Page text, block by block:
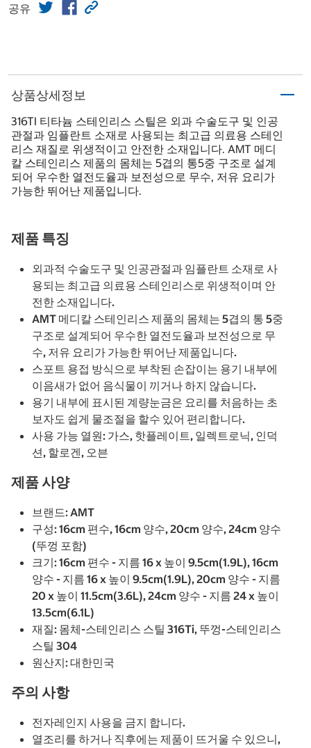
공유
상품상세정보
316TI 티타늄 스테인리스 스틸은 외과 수술도구 및 인공
관절과 임플란트 소재로 사용되는 최고급 의료용 스테인
리스 재질로 위생적이고 안전한 소재입니다. AMT 메디
칼 스테인리스 제품의 몸체는 5겹의 통5중 구조로 설계
되어 우수한 열전도율과 보전성으로 무수, 저유 요리가
가능한 뛰어난 제품입니다.
제품 특징
외과적 수술도구 및 인공관절과 임플란트 소재로 사
용되는 최고급 의료용 스테인리스로 위생적이며 안
전한 소재입니다.
AMT 메디칼 스테인리스 제품의 몸체는 5겹의 통 5중
구조로 설계되어 우수한 열전도율과 보전성으로 무
수, 저유 요리가 가능한 뛰어난 제품입니다.
스포트 용접 방식으로 부착된 손잡이는 용기 내부에
이음새가 없어 음식물이 끼거나 하지 않습니다.
용기 내부에 표시된 계량눈금은 요리를 처음하는 초
보자도 쉽게 물조절을 할수 있어 편리합니다.
사용 가능 열원: 가스, 핫플레이트, 일렉트로닉, 인덕
션, 할로겐, 오븐
제품 사양
브랜드: AMT
구성: 16cm 편수, 16cm 양수, 20cm 양수, 24cm 양수
(뚜껑 포함)
크기: 16cm 편수 - 지름 16 x 높이 9.5cm(1.9L), 16cm
양수 - 지름 16 x 높이 9.5cm(1.9L), 20cm 양수 - 지름
20 x 높이 11.5cm(3.6L), 24cm 양수 - 지름 24 x 높이
13.5cm(6.1L)
재질: 몸체-스테인리스 스틸 316Ti, 뚜껑-스테인리스
스틸 304
원산지: 대한민국
주의 사항
전자레인지 사용을 금지 합니다.
열조리를 하거나 직후에는 제품이 뜨거울 수 있으니,